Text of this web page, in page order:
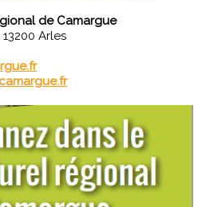
de Camargue
Arles